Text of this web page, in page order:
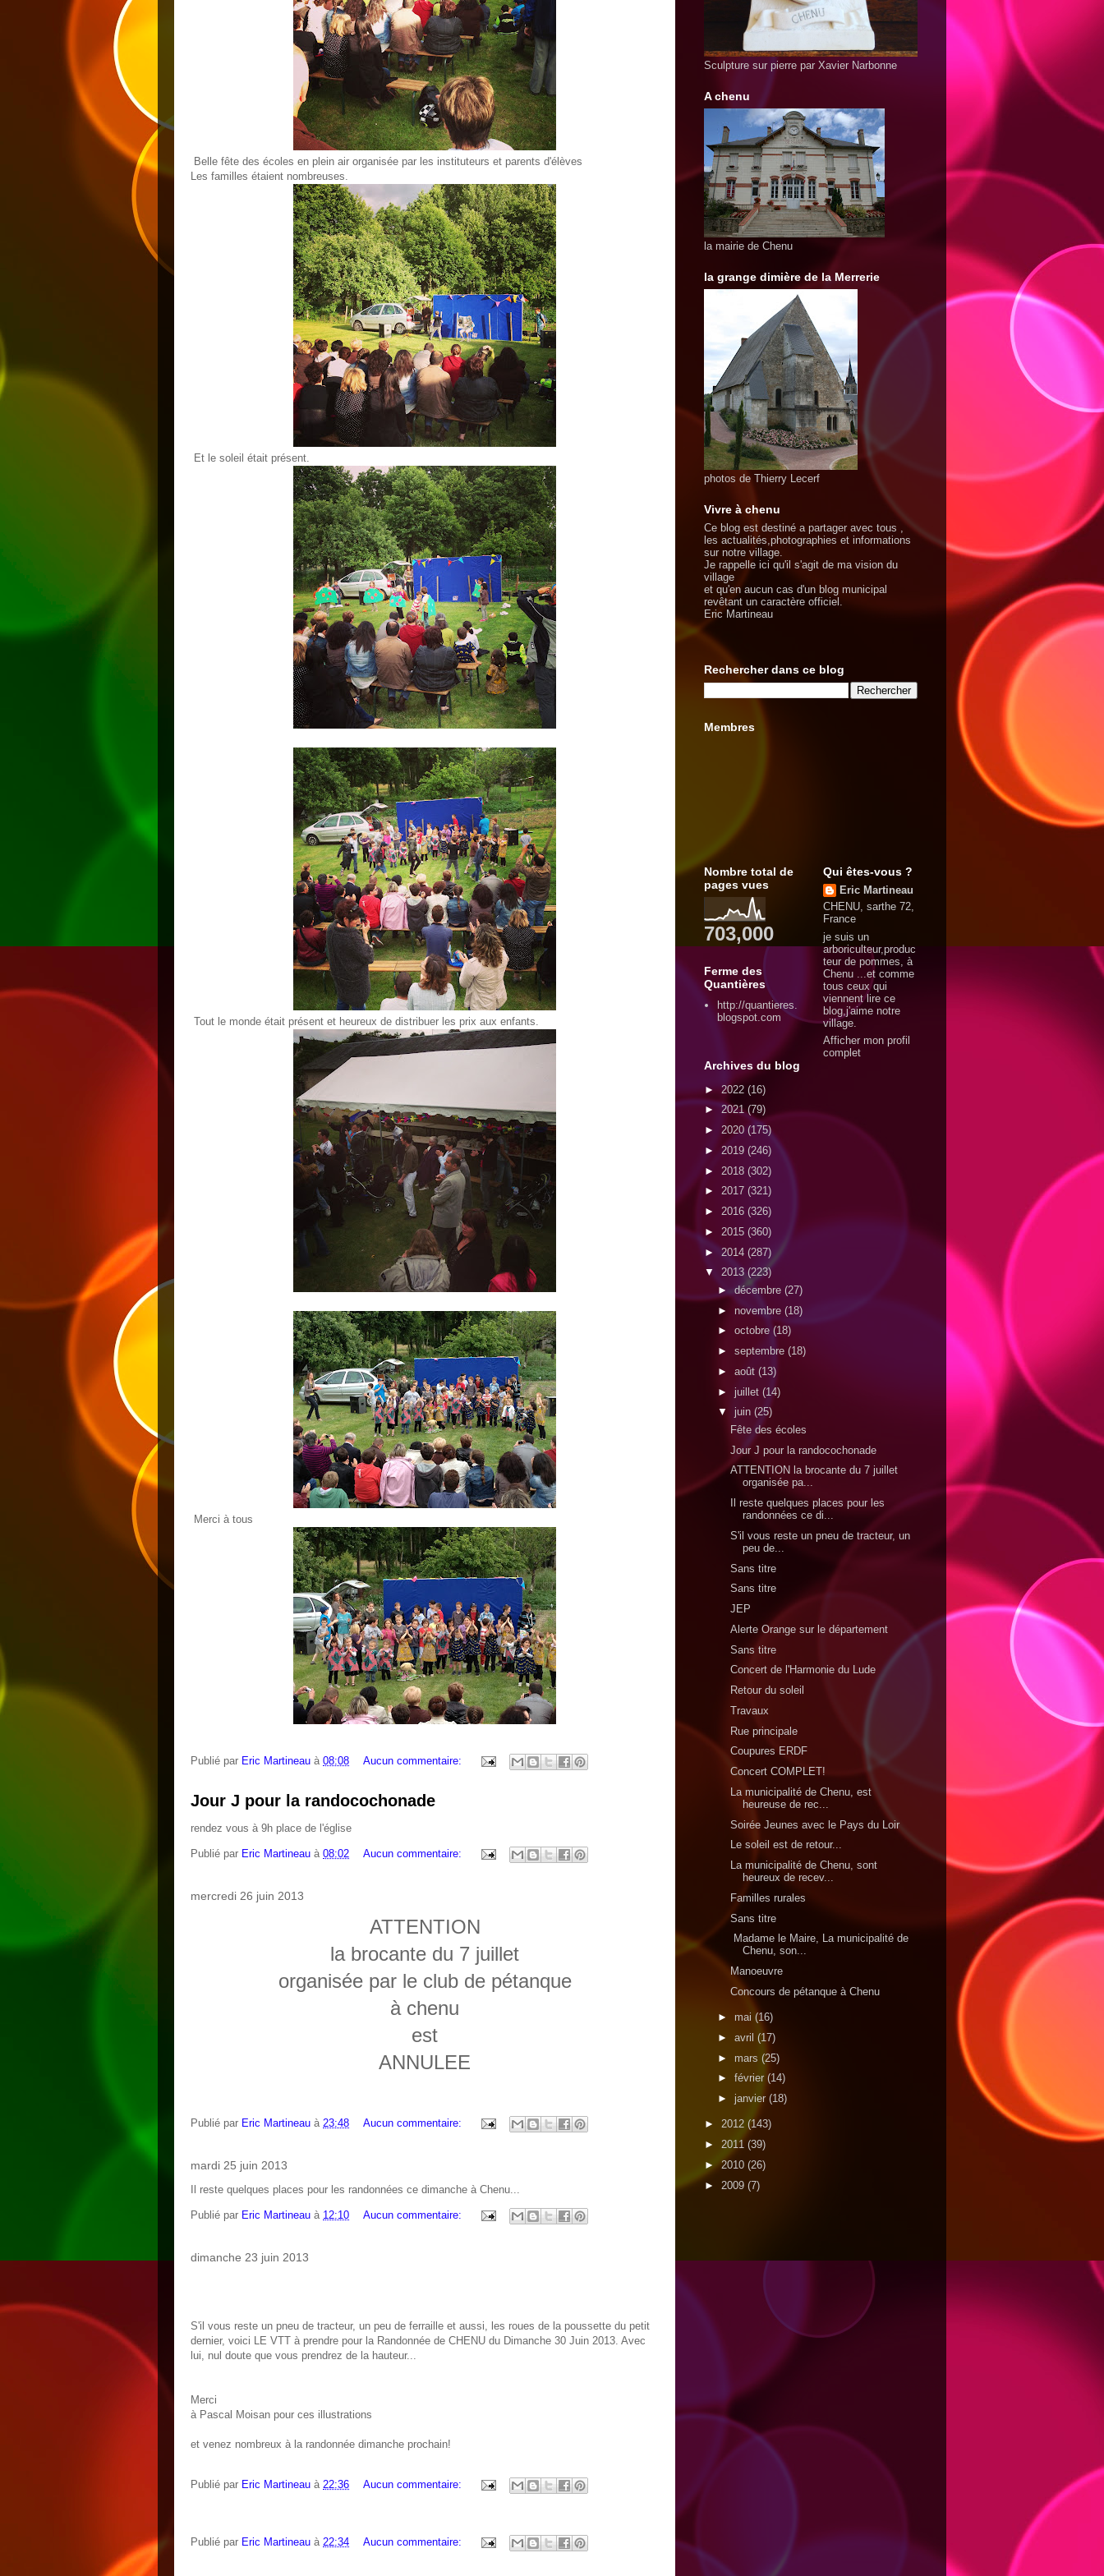
Belle fête des écoles en plein air organisée par les instituteurs et parents d'élèves
Les familles étaient nombreuses.
Et le soleil était présent.
Tout le monde était présent et heureux de distribuer les prix aux enfants.
Merci à tous
Publié par Eric Martineau à 08:08 Aucun commentaire:
Jour J pour la randocochonade
rendez vous à 9h place de l'église
Publié par Eric Martineau à 08:02 Aucun commentaire:
mercredi 26 juin 2013
ATTENTION
la brocante du 7 juillet
organisée par le club de pétanque
à chenu
est
ANNULEE
Publié par Eric Martineau à 23:48 Aucun commentaire:
mardi 25 juin 2013
Il reste quelques places pour les randonnées ce dimanche à Chenu...
Publié par Eric Martineau à 12:10 Aucun commentaire:
dimanche 23 juin 2013
S'il vous reste un pneu de tracteur, un peu de ferraille et aussi, les roues de la poussette du petit
dernier, voici LE VTT à prendre pour la Randonnée de CHENU du Dimanche 30 Juin 2013. Avec
lui, nul doute que vous prendrez de la hauteur...
Merci
à Pascal Moisan pour ces illustrations
et venez nombreux à la randonnée dimanche prochain!
Publié par Eric Martineau à 22:36 Aucun commentaire:
Publié par Eric Martineau à 22:34 Aucun commentaire:
Sculpture sur pierre par Xavier Narbonne
A chenu
la mairie de Chenu
la grange dimière de la Merrerie
photos de Thierry Lecerf
Vivre à chenu
Ce blog est destiné a partager avec tous ,
les actualités,photographies et informations
sur notre village.
Je rappelle ici qu'il s'agit de ma vision du
village
et qu'en aucun cas d'un blog municipal
revêtant un caractère officiel.
Eric Martineau
Rechercher dans ce blog
Membres
Nombre total de
pages vues
703,000
Ferme des
Quantières
http://quantieres.
blogspot.com
Qui êtes-vous ?
Eric Martineau
CHENU, sarthe 72,
France
je suis un
arboriculteur,produc
teur de pommes, à
Chenu ...et comme
tous ceux qui
viennent lire ce
blog,j'aime notre
village.
Afficher mon profil
complet
Archives du blog
►2022 (16)
► 2021(79)
► 2020 (175)
► 2019 (246)
► 2018 (302)
► 2017 (321)
► 2016 (326)
► 2015 (360)
► 2014 (287)
▼ 2013 (223)
► décembre (27)
► novembre (18)
► octobre (18)
► septembre (18)
► août (13)
► juillet (14)
▼ juin (25)
Fête des écoles
Jour J pour la randocochonade
ATTENTION la brocante du 7 juillet
organisée pa...
Il reste quelques places pour les
randonnées ce di...
S'il vous reste un pneu de tracteur, un
peu de...
Sans titre
Sans titre
JEP
Alerte Orange sur le département
Sans titre
Concert de l'Harmonie du Lude
Retour du soleil
Travaux
Rue principale
Coupures ERDF
Concert COMPLET!
La municipalité de Chenu, est
heureuse de rec...
Soirée Jeunes avec le Pays du Loir
Le soleil est de retour...
La municipalité de Chenu, sont
heureux de recev...
Familles rurales
Sans titre
Madame le Maire, La municipalité de
Chenu, son...
Manoeuvre
Concours de pétanque à Chenu
► mai (16)
► avril (17)
► mars (25)
► février (14)
► janvier (18)
► 2012 (143)
► 2011 (39)
►2010 (26)
► 2009 (7)